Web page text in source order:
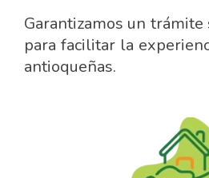
Garantizamos un
para facilitar la
antioqueñas.